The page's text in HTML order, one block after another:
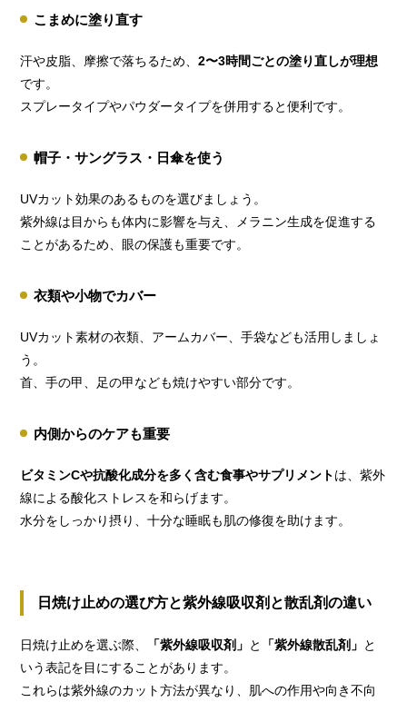
こまめに塗り直す
汗や皮脂、摩擦で落ちるため、2〜3時間ごとの塗り直しが理想
です。
スプレータイプやパウダータイプを併用すると便利です。
帽子・サングラス・日傘を使う
UVカット効果のあるものを選びましょう。
紫外線は目からも体内に影響を与え、メラニン生成を促進する
ことがあるため、眼の保護も重要です。
衣類や小物でカバー
UVカット素材の衣類、アームカバー、手袋なども活用しましょ
う。
首、手の甲、足の甲なども焼けやすい部分です。
内側からのケアも重要
ビタミンCや抗酸化成分を多く含む食事やサプリメントは、紫外
線による酸化ストレスを和らげます。
水分をしっかり摂り、十分な睡眠も肌の修復を助けます。
日焼け止めの選び方と紫外線吸収剤と散乱剤の違い
日焼け止めを選ぶ際、 「紫外線吸収剤」 と 「紫外線散乱剤」 と
いう表記を目にすることがあります。
これらは紫外線のカット方法が異なり、肌への作用や向き不向